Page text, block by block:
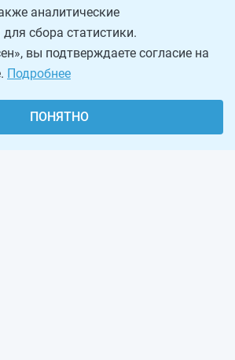
аналитические
сбора статистики.
вы подтверждаете согласие на
Подробнее
ПОНЯТНО